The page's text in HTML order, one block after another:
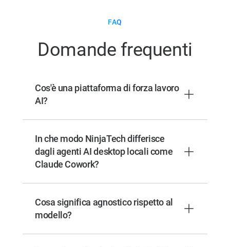
FAQ
Domande frequenti
Cos'è una piattaforma di forza lavoro
AI?
In che modo NinjaTech differisce
dagli agenti AI desktop locali come
Claude Cowork?
Cosa significa agnostico rispetto al
modello?